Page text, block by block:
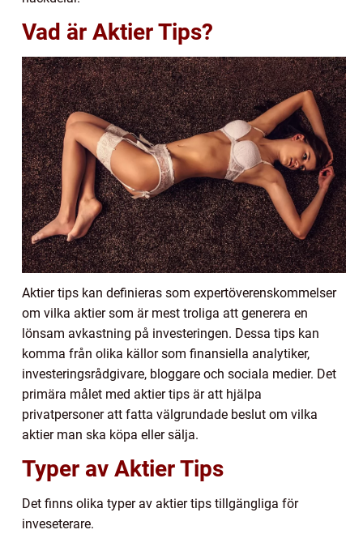
Vad är Aktier Tips?
Aktier tips kan definieras som expertöverenskommelser
om vilka aktier som är mest troliga att generera en
lönsam avkastning på investeringen. Dessa tips kan
komma från olika källor som finansiella analytiker,
investeringsrådgivare, bloggare och sociala medier. Det
primära målet med aktier tips är att hjälpa
privatpersoner att fatta välgrundade beslut om vilka
aktier man ska köpa eller sälja.
Typer av Aktier Tips
Det finns olika typer av aktier tips tillgängliga för
inveseterare.